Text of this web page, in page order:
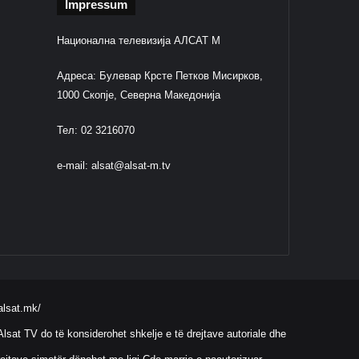
Impressum
Национална телевизија АЛСАТ М
Адреса: Булевар Крсте Петков Мисирков,
1000 Скопје, Северна Македонија
Тел: 02 3216070
e-mail: alsat@alsat-m.tv
TV do të konsiderohet shkelje e të drejtave autoriale dhe